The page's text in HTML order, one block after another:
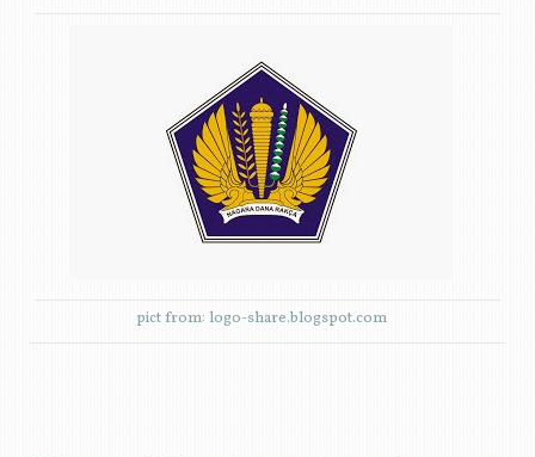
pict from: logo-share.blogspot.com